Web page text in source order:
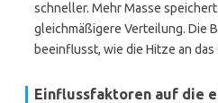
schneller. Mehr Masse
gleichmäßigere Verteilung. Die
beeinflusst, wie die Hitze an das
Einflussfaktoren auf die